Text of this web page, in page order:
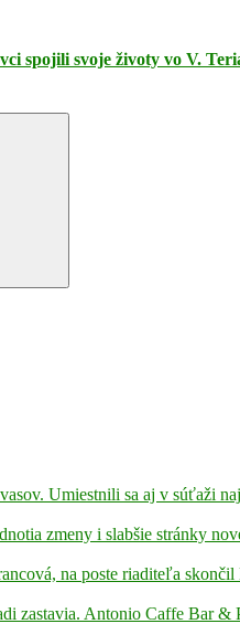
spojili svoje životy vo V.
Umiestnili sa aj v súťaži
zmeny i slabšie stránky
na poste riaditeľa skončil
zastavia. Antonio Caffe Bar &